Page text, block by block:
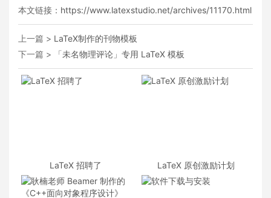
本文链接： https://www.latexstudio.net/archives/11170.html
上一篇 > LaTeX制作的刊物模板
下一篇 >
「未名物理评论」专用 LaTeX 模板
LaTeX 招聘了 LaTeX 原创激励计划